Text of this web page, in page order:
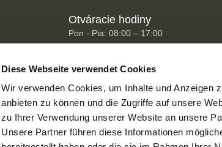
Diese Webseite verwendet Cookies
Wir verwenden Cookies, um Inhalte und Anzeigen
anbieten zu können und die Zugriffe auf unsere
zu Ihrer Verwendung unserer Website an unsere
Unsere Partner führen diese Informationen
Otváracie hodiny
Pon - Pia: 08:00 – 17:00